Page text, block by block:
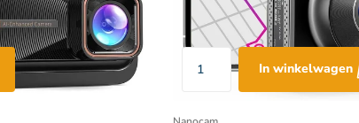
In winkelwagen